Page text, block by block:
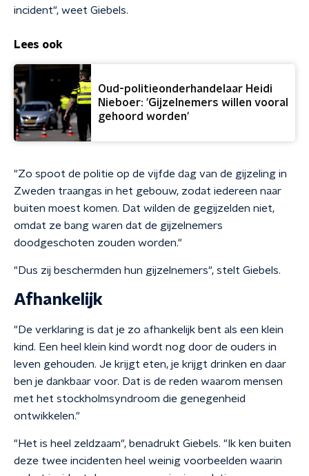
incident", weet Giebels.
Lees ook
Oud-politieonderhandelaar Heidi
Nieboer: 'Gijzelnemers willen vooral
gehoord worden'
"Zo spoot de politie op de vijfde dag van de gijzeling in
Zweden traangas in het gebouw, zodat iedereen naar
buiten moest komen. Dat wilden de gegijzelden niet,
omdat ze bang waren dat de gijzelnemers
doodgeschoten zouden worden."
"Dus zij beschermden hun gijzelnemers", stelt Giebels.
Afhankelijk
"De verklaring is dat je zo afhankelijk bent als een klein
kind. Een heel klein kind wordt nog door de ouders in
leven gehouden. Je krijgt eten, je krijgt drinken en daar
ben je dankbaar voor. Dat is de reden waarom mensen
met het stockholmsyndroom die genegenheid
ontwikkelen."
"Het is heel zeldzaam", benadrukt Giebels. "Ik ken buiten
deze twee incidenten heel weinig voorbeelden waarin